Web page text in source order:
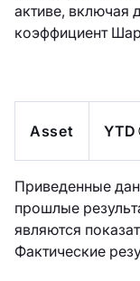
активе, включая
коэффициент
Asset YTD
Приведенные
прошлые
являются
Фактические